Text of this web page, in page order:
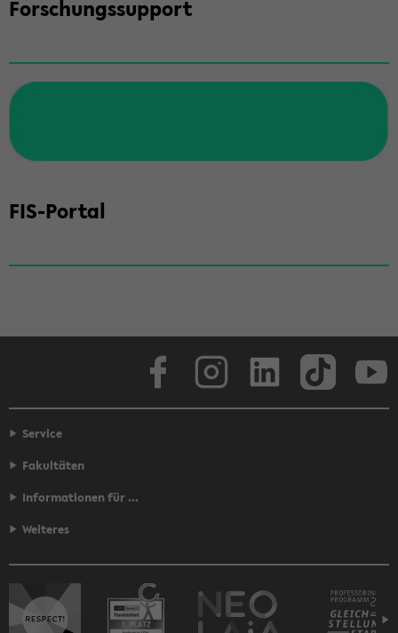
For­schungs­sup­port
FIS-​Portal
Face­book
Service
Fakultäten
Informationen für ...
Weiteres